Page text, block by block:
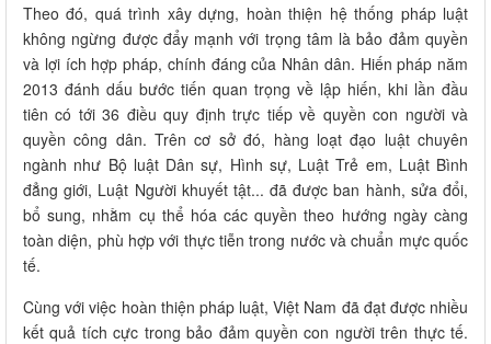
Theo đó, quá trình xây dựng, hoàn thiện hệ thống pháp luật
không ngừng được đẩy mạnh với trọng tâm là bảo đảm quyền
và lợi ích hợp pháp, chính đáng của Nhân dân. Hiến pháp năm
2013 đánh dấu bước tiến quan trọng về lập hiến, khi lần đầu
tiên có tới 36 điều quy định trực tiếp về quyền con người và
quyền công dân. Trên cơ sở đó, hàng loạt đạo luật chuyên
ngành như Bộ luật Dân sự, Hình sự, Luật Trẻ em, Luật Bình
đẳng giới, Luật Người khuyết tật... đã được ban hành, sửa đổi,
bổ sung, nhằm cụ thể hóa các quyền theo hướng ngày càng
toàn diện, phù hợp với thực tiễn trong nước và chuẩn mực quốc
tế.
Cùng với việc hoàn thiện pháp luật, Việt Nam đã đạt được nhiều
kết quả tích cực trong bảo đảm quyền con người trên thực tế.